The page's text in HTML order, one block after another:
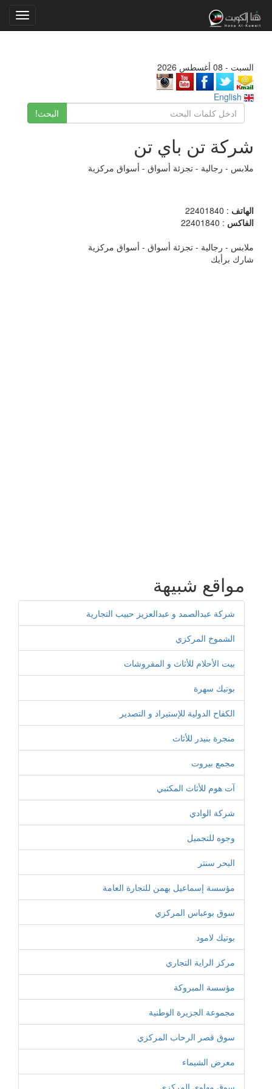
السبت - 08 أغسطس 2026
البحث!
شركة تن باي تن
ملابس - رجالية - تجزئة أسواق - أسواق مركزية
الهاتف : 22401840
الفاكس : 22401840
ملابس - رجالية - تجزئة أسواق - أسواق مركزية
شارك برأيك
مواقع شبيهة
شركة عبدالصمد و عبدالعزيز حبيب التجارية
الشموخ المركزي
بيت الأحلام للأثاث و المفروشات
بوتيك سهرة
الكفاح الدولية للإستيراد و التصدير
منجرة بنيدر للأثاث
مجمع بيروت
آت هوم للأثاث المكتبي
شركة الوادي
وجوه للتجميل
البحر سنتر
مؤسسة إسماعيل بهمن للتجارة العامة
سوق بوعباس المركزي
بوتيك لامود
مركز الراية التجاري
مؤسسة المبروكة
مجموعة الجزيرة الوطنية
سوق قصر الرحاب المركزي
معرض الشيماء